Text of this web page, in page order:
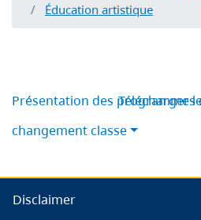
Éducation artistique
Télécharger
Présentation des programmes
changement classe
Disclaimer